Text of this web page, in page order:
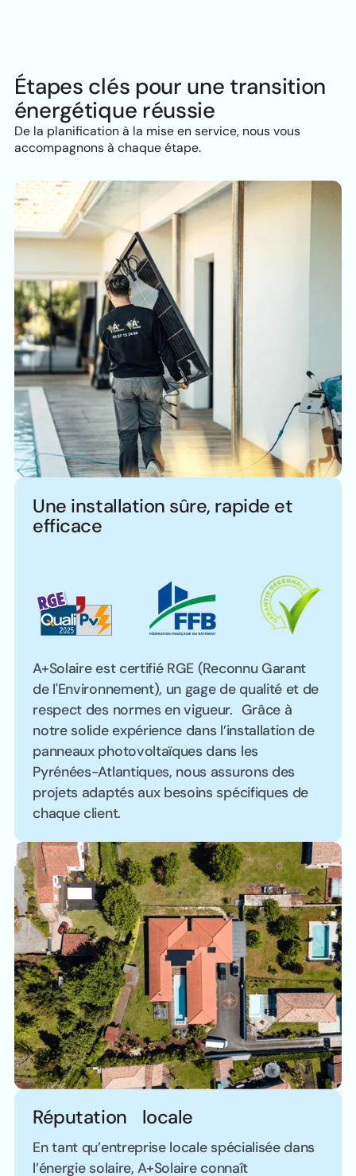
Étapes clés pour une transition
énergétique réussie
De la planification à la mise en service, nous vous
accompagnons à chaque étape.
Une installation sûre, rapide et
efficace
A+Solaire est certifié RGE (Reconnu Garant
de l'Environnement), un gage de qualité et de
respect des normes en vigueur. Grâce à
notre solide expérience dans l’installation de
panneaux photovoltaïques dans les
Pyrénées-Atlantiques, nous assurons des
projets adaptés aux besoins spécifiques de
chaque client.
Réputation locale
En tant qu’entreprise locale spécialisée dans
l’énergie solaire, A+Solaire connaît